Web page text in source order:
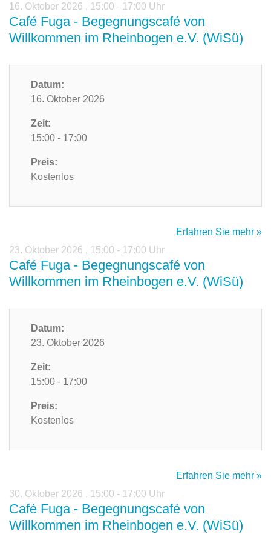
16. Oktober 2026 , 15:00 - 17:00 Uhr
Café Fuga - Begegnungscafé von
Willkommen im Rheinbogen e.V. (WiSü)
Datum:
16. Oktober 2026
Zeit:
15:00 - 17:00
Preis:
Kostenlos
Erfahren Sie mehr »
23. Oktober 2026 , 15:00 - 17:00 Uhr
Café Fuga - Begegnungscafé von
Willkommen im Rheinbogen e.V. (WiSü)
Datum:
23. Oktober 2026
Zeit:
15:00 - 17:00
Preis:
Kostenlos
Erfahren Sie mehr »
30. Oktober 2026 , 15:00 - 17:00 Uhr
Café Fuga - Begegnungscafé von
Willkommen im Rheinbogen e.V. (WiSü)